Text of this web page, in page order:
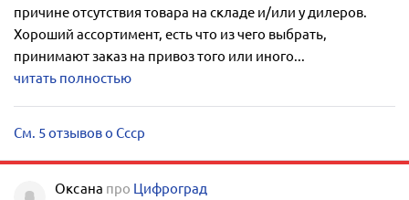
причине отсутствия товара на складе и/или у дилеров.
Хороший ассортимент, есть что из чего выбрать,
принимают заказ на привоз того или иного...
читать полностью
См. 5 отзывов о Ссср
Оксана про Цифроград